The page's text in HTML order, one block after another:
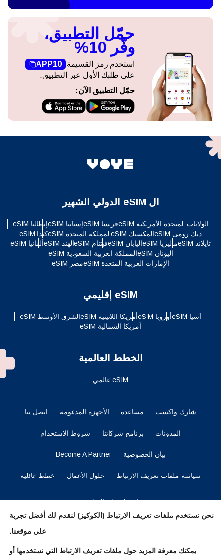
حمّل التطبيق،
وفّر 10%
استخدم رمز القسيمة
APP10
على طلبك الأول عبر التطبيق.
حمّل التطبيق الآن:
ال eSIM الدولي الشهير
الولايات المتحدة الأمريكية eSIM فرنسا eSIM إسبانيا eSIM
إيطاليا eSIM
ديك رومى eSIM
المكسيك eSIM المملكة المتحدة eSIM
كندا eSIM
تايلاند eSIM
ماليزيا eSIM اليابان eSIM فيتنام eSIM الهند eSIM
ألمانيا eSIM
اليونان eSIM
المملكة العربية السعودية eSIM
الإمارات العربية المتحدة eSIM
مصر eSIM
eSIM إقليمي
آسيا eSIM أوروبا eSIM أمريكا اللاتينية eSIM
الشرق الأوسط eSIM
أمريكا الشمالية eSIM
الخطط العالمية
eSIM عالمي
شارك واكسب مساعدة الأجهزة المدعومة اتصل بنا
المدونات برنامج شركائنا شروط الاستخدام
بيان الخصوصية Become A Partner
سياسة ملفات تعريف الارتباط حلول الأعمال خطط عائلية
احصل على التطبيق
نحن نستخدم ملفات تعريف الارتباط (الكوكيز) لنقدم لك أفضل تجربة
على موقعنا.
يمكنك معرفة المزيد حول ملفات تعريف الارتباط التي نستخدمها أو